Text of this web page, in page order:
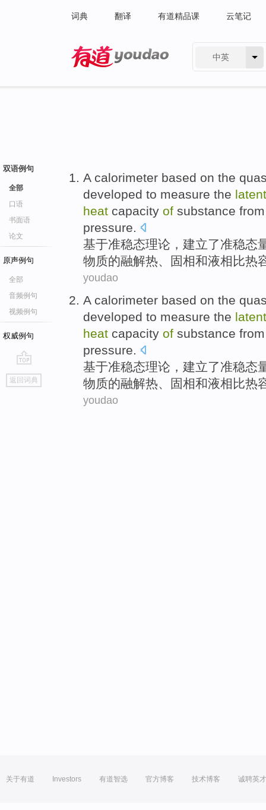
词典 翻译 有道精品课 云笔记
中英
双语例句
全部
口语
书面语
论文
原声例句
全部
音频例句
视频例句
权威例句
go
top
返回词典
A calorimeter based on the
developed to measure the
heat capacity of substance
pressure.
基于准稳态理论 ， 建立了准稳态
物质的融解热、固相和液相比热
youdao
A calorimeter based on the
developed to measure the
heat capacity of substance
pressure.
基于准稳态理论 ， 建立了准稳态
物质的融解热、固相和液相比热
youdao
关于有道 Investors 有道智选 官方博客 技术博客 诚聘英才